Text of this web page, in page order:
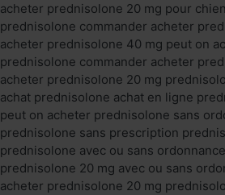
acheter prednisolone 20 mg pour
prednisolone commander acheter
acheter prednisolone 40 mg peut on
prednisolone commander acheter
acheter prednisolone 20 mg
achat prednisolone achat en ligne
peut on acheter prednisolone sans
prednisolone sans prescription
prednisolone avec ou sans
prednisolone 20 mg avec ou sans
acheter prednisolone 20 mg